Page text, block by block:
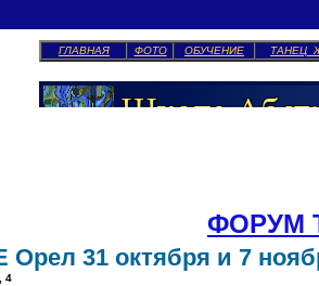
ГЛАВНАЯ ФОТО ОБУЧЕНИЕ ТАНЕЦ
ФОРУМ
Орел 31 октября и 7
4